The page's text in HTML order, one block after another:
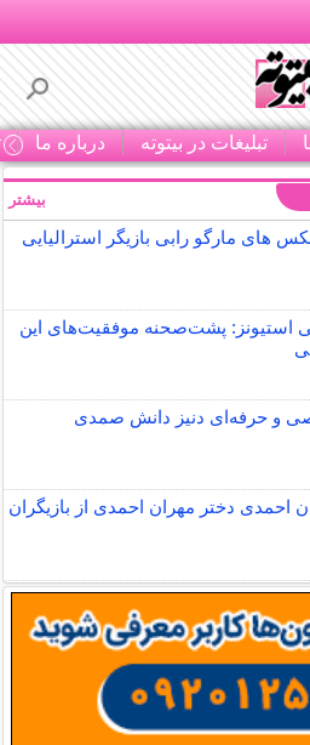
تبلیغات در بیتوته درباره ما
های مارگو رابی بازیگر استرالیایی
استیونز: پشت‌صحنه موفقیت‌های این
و حرفه‌ای دنیز دانش صمدی
احمدی دختر مهران احمدی از بازیگران
بیشتر